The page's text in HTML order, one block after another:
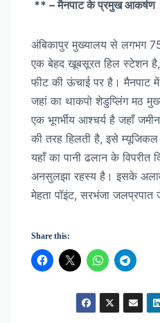
** – मैनपाट के प्रमुख आकर्षण
अंबिकापुर मुख्यालय से लगभग
एक बेहद खूबसूरत हिल स्टेशन
फीट की ऊंचाई पर है। मैनपाट में
जहां का थाकपो शेडुप्लिंग मठ
एक भूगर्भीय आश्चर्य है जहाँ
की तरह हिलती है, इसे
यहाँ का पानी ढलान के विपरीत
अनसुलझा रहस्य है। इसके
मेहता पॉइंट, सरभंजा
Share this: